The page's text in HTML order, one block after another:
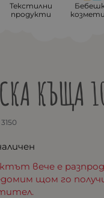
Текстилни
продукти
КЪЩА
3150
вече е
щом го